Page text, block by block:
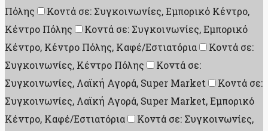
Πόλης
Κοντά σε: Συγκοινωνίες, Εμπορικό Κέντρο,
Κέντρο Πόλης
Κοντά σε: Συγκοινωνίες, Εμπορικό
Κέντρο, Κέντρο Πόλης, Καφέ/Εστιατόρια
Κοντά σε:
Συγκοινωνίες, Κέντρο Πόλης
Κοντά σε:
Συγκοινωνίες, Λαϊκή Αγορά, Super Market
Κοντά σε:
Συγκοινωνίες, Λαϊκή Αγορά, Super Market, Εμπορικό
Κέντρο, Καφέ/Εστιατόρια
Κοντά σε: Συγκοινωνίες,